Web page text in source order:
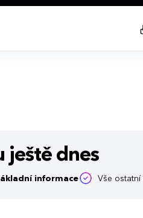
ještě dnes
informace Vše ostatní